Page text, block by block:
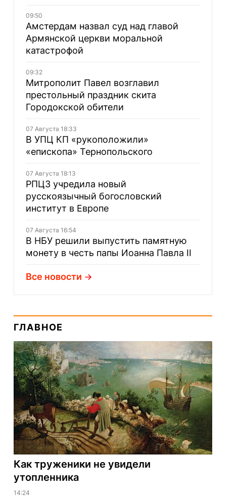
09:50
Амстердам назвал суд над главой
Армянской церкви моральной
катастрофой
09:32
Митрополит Павел возглавил
престольный праздник скита
Городокской обители
07 Августа 18:33
В УПЦ КП «рукоположили»
«епископа» Тернопольского
07 Августа 18:13
РПЦЗ учредила новый
русскоязычный богословский
институт в Европе
07 Августа 16:54
В НБУ решили выпустить памятную
монету в честь папы Иоанна Павла II
Все новости
ГЛАВНОЕ
Как труженики не увидели
утопленника
14:24